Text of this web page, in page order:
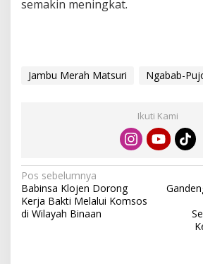
semakin meningkat.
Jambu Merah Matsuri Ngabab-
Ikuti Kami
N
a
v
Pos sebelumnya
Babinsa Klojen Dorong
Kerja Bakti Melalui Komsos
di Wilayah Binaan